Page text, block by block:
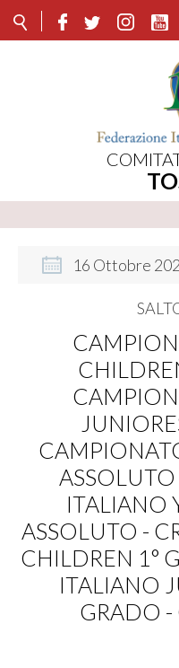
16 Ottobre
ITALIANO
ASSOLUTO -
CHILDREN 1°
ITALIANO
GRADO -